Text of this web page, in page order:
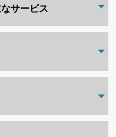
サービス